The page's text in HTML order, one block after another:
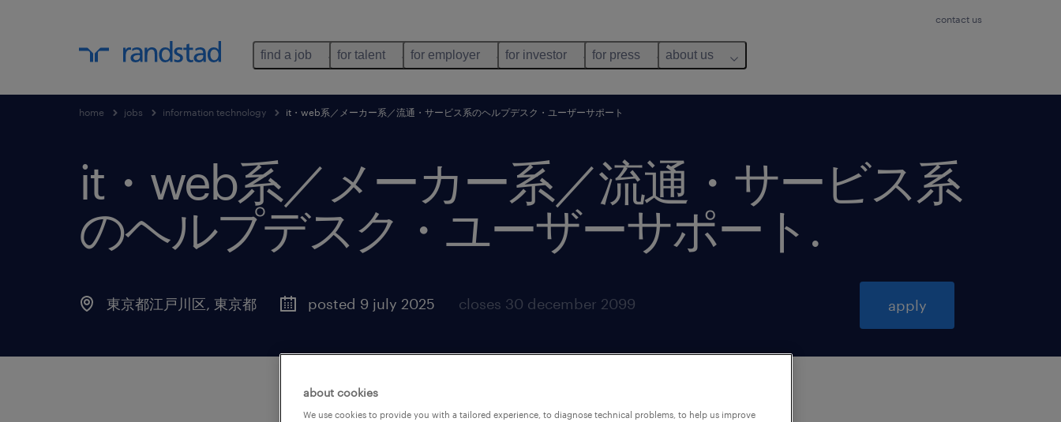
contact us
find a job for talent for employer for investor for press about us
home jobs information technology it・web系／メーカー系／流通・サービス系のヘルプデスク・ユーザーサポート
it・web系／メーカー系／流通・サービス系
のヘルプデスク・ユーザーサポート .
東京都江戸川区, 東京都 posted 9 july 2025 closes 30 december 2099 apply
about cookies
We use cookies to provide you with a tailored experience, to diagnose technical problems, to help us improve